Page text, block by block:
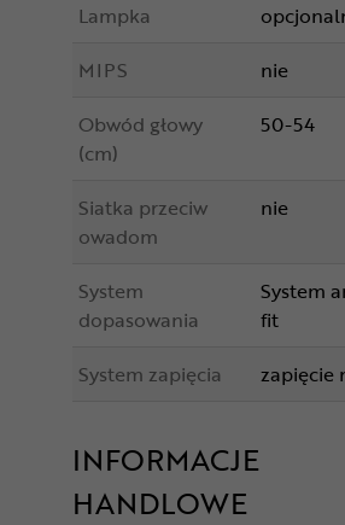
Lampka
MIPS
nie
Obwód głowy
(cm)
50-54
Siatka przeciw
owadom
nie
System
dopasowania
System
fit
System zapięcia
zapięcie
INFORMACJE
HANDLOWE